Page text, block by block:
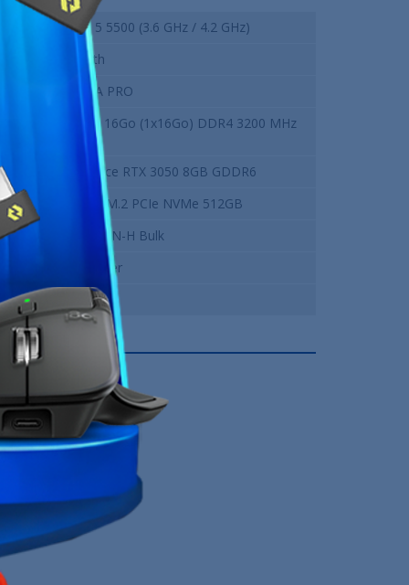
AMD Ryzen 5 5500 (3.6 GHz / 4.2 GHz)
Wraith Stealth
MSI A520M-A PRO
Innovation IT 16Go (1x16Go) DDR4 3200 MHz
NVIDIA GeForce RTX 3050 8GB GDDR6
Lexar NM620 M.2 PCIe NVMe 512GB
MSI MAG A500N-H Bulk
XTRMLAB Spider
12 Mois